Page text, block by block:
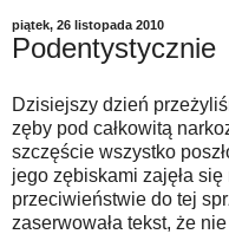
piątek, 26 listopada 2010
Podentystycznie
Dzisiejszy dzień
zęby pod całkowitą
szczęście wszystko
jego zębiskami zajęła
przeciwieństwie do tej
zaserwowała tekst, że